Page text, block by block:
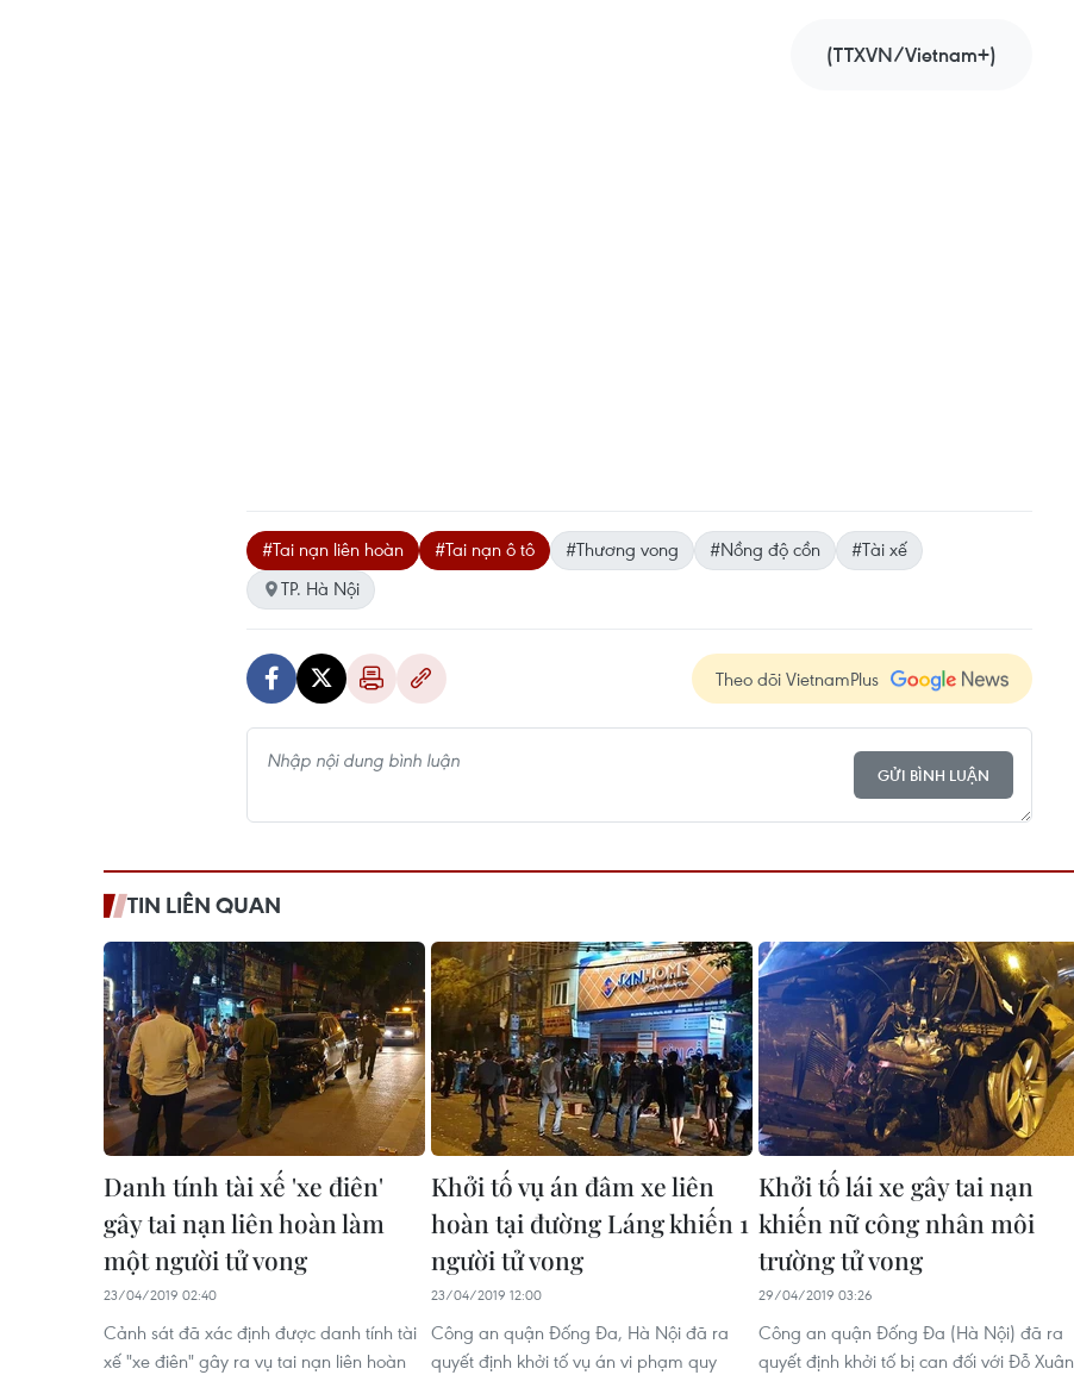
(TTXVN/Vietnam+)
#Tai nạn liên hoàn #Tai nạn ô tô #Thương vong #Nồng độ cồn
#Tài xế
TP. Hà Nội
Theo dõi VietnamPlus
GỬI BÌNH LUẬN
TIN LIÊN QUAN
Danh tính tài xế 'xe điên'
gây tai nạn liên hoàn làm
một người tử vong
23/04/2019 02:40
Cảnh sát đã xác định được danh tính tài
xế "xe điên" gây ra vụ tai nạn liên hoàn
Khởi tố vụ án đâm xe liên
hoàn tại đường Láng khiến 1
người tử vong
23/04/2019 12:00
Công an quận Đống Đa, Hà Nội đã ra
quyết định khởi tố vụ án vi phạm quy
Khởi tố lái xe gây tai nạn
khiến nữ công nhân môi
trường tử vong
29/04/2019 03:26
Công an quận Đống Đa (Hà Nội) đã ra
quyết định khởi tố bị can đối với Đỗ Xuân